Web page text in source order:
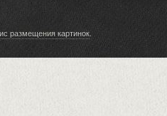
размещения картинок.